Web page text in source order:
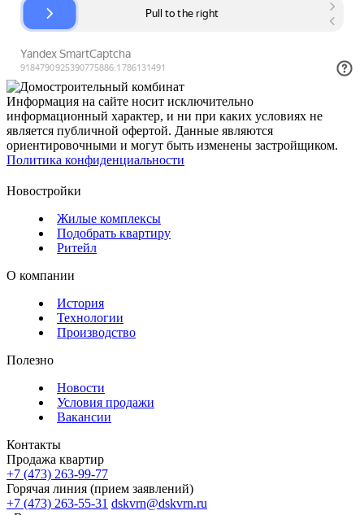
Информация на сайте носит исключительно
информационный характер, и ни при каких условиях не
является публичной офертой. Данные являются
ориентировочными и могут быть изменены застройщиком.
Политика конфиденциальности
Новостройки
Жилые комплексы
Подобрать квартиру
Ритейл
О компании
История
Технологии
Производство
Полезно
Новости
Условия продажи
Вакансии
Контакты
Продажа квартир
+7 (473) 263-99-77
Горячая линия (прием заявлений)
+7 (473) 263-55-31 dskvrn@dskvrn.ru